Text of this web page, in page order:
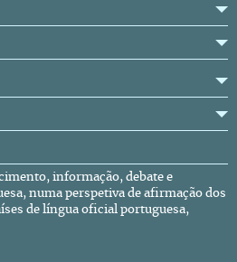
informação, debate e
numa perspetiva de afirmação dos
de língua oficial portuguesa,